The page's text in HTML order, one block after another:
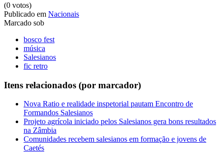
(0 votos)
Publicado em Nacionais
Marcado sob
bosco fest
música
Salesianos
fic retro
Itens relacionados (por marcador)
Nova Ratio e realidade inspetorial pautam Encontro de
Formandos Salesianos
Projeto agrícola iniciado pelos Salesianos gera bons resultados
na Zâmbia
Comunidades recebem salesianos em formação e jovens de
Caetés